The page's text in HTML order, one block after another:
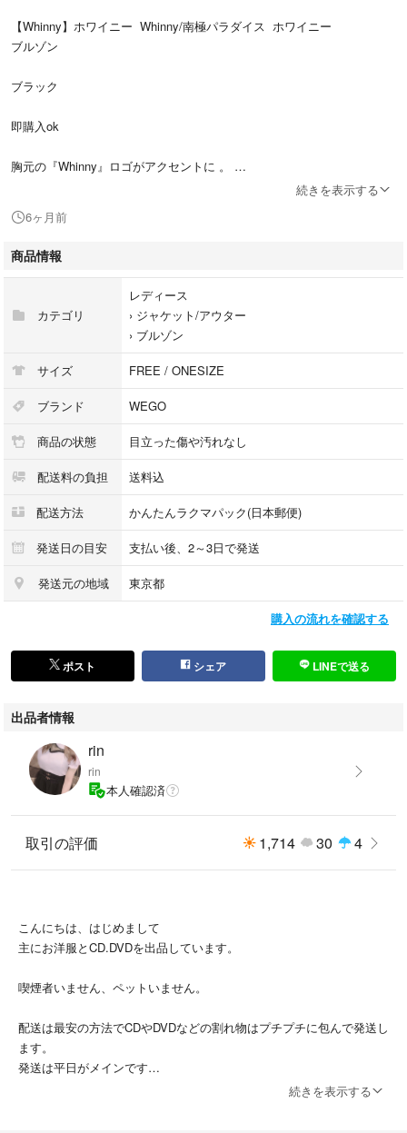
【Whinny】ホワイニー Whinny/南極パラダイス ホワイニー
ブルゾン
ブラック
即購入ok
胸元の『Whinny』ロゴがアクセントに 。
ミニ丈、ロング丈どちらのボトムとも合わせやすいので着回し抜群♪
男女問わずユニセックスで着用できます。
着丈78cm
数回着ました。
続きを表示する
6ヶ月前
商品情報
カテゴリ
レディース
› ジャケット/アウター
› ブルゾン
サイズ FREE / ONESIZE
ブランド WEGO
商品の状態 目立った傷や汚れなし
配送料の負担 送料込
配送方法 かんたんラクマパック(日本郵便)
発送日の目安 支払い後、2～3日で発送
発送元の地域 東京都
購入の流れを確認する
ポスト シェア LINEで送る
出品者情報
rin
rin
本人確認済
取引の評価 1,714 30 4
こんにちは、はじめまして
主にお洋服とCD.DVDを出品しています。
喫煙者いません、ペットいません。
配送は最安の方法でCDやDVDなどの割れ物はプチプチに包んで発送し
ます。
発送は平日がメインです
続きを表示する